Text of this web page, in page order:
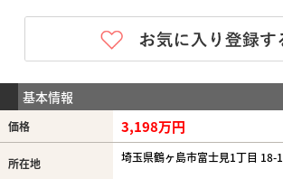
基本情報
価格 3,198万円
所在地 埼玉県鶴ヶ島市富士見1丁目 18-1